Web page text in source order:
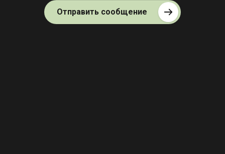
Отправить сообщение